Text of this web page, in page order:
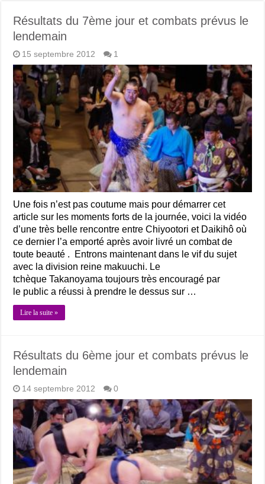
Résultats du 7ème jour et combats prévus le
lendemain
15 septembre 2012 1
Une fois n’est pas coutume mais pour démarrer cet
article sur les moments forts de la journée, voici la vidéo
d’une très belle rencontre entre Chiyootori et Daikihô où
ce dernier l’a emporté après avoir livré un combat de
toute beauté . Entrons maintenant dans le vif du sujet
avec la division reine makuuchi. Le
tchèque Takanoyama toujours très encouragé par
le public a réussi à prendre le dessus sur …
Lire la suite »
Résultats du 6ème jour et combats prévus le
lendemain
14 septembre 2012 0